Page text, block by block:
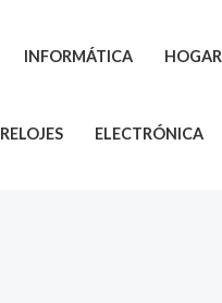
INFORMÁTICA HOGAR
RELOJES ELECTRÓNICA